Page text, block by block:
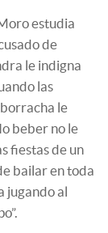
estudia
de
le indigna
las
le
beber no le
fiestas de un
bailar en toda
jugando al